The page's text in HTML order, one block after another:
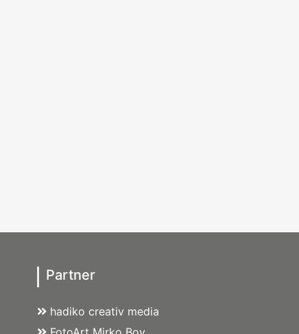
Partner
hadiko creativ media